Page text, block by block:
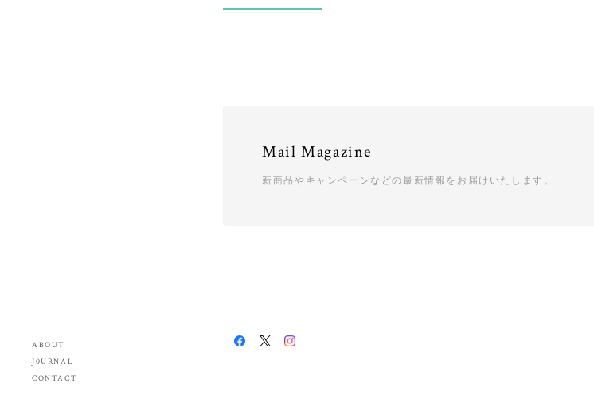
ABOUT
J0URNAL
CONTACT
Mail Magazine
新商品やキャンペーンなどの最新情報をお届けいたします。